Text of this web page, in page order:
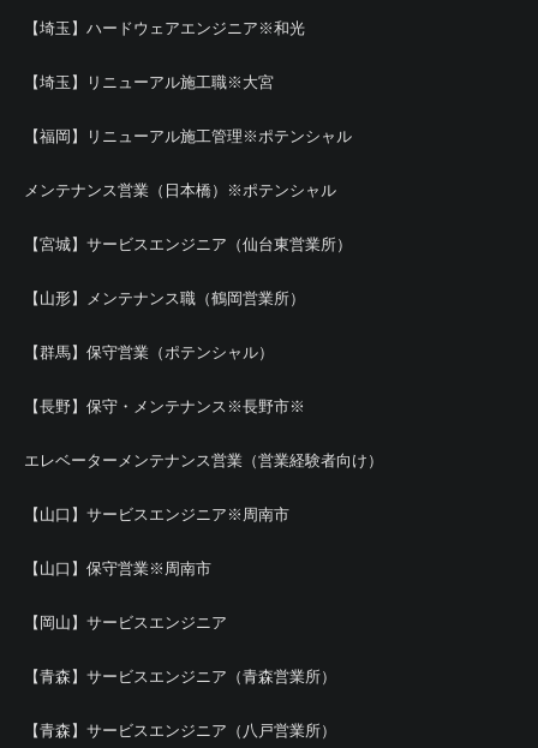
【埼玉】ハードウェアエンジニア※和光
【埼玉】リニューアル施工職※大宮
【福岡】リニューアル施工管理※ポテンシャル
メンテナンス営業（日本橋）※ポテンシャル
【宮城】サービスエンジニア（仙台東営業所）
【山形】メンテナンス職（鶴岡営業所）
【群馬】保守営業（ポテンシャル）
【長野】保守・メンテナンス※長野市※
エレベーターメンテナンス営業（営業経験者向け）
【山口】サービスエンジニア※周南市
【山口】保守営業※周南市
【岡山】サービスエンジニア
【青森】サービスエンジニア（青森営業所）
【青森】サービスエンジニア（八戸営業所）